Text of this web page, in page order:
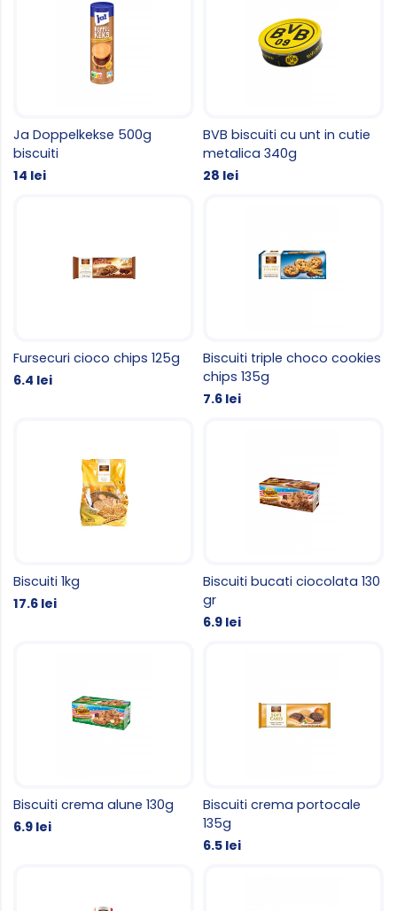
Ja Doppelkekse 500g
biscuiti
14 lei
BVB biscuiti cu unt in cutie
metalica 340g
28 lei
Fursecuri cioco chips 125g
6.4 lei
Biscuiti triple choco cookies
chips 135g
7.6 lei
Biscuiti 1kg
17.6 lei
Biscuiti bucati ciocolata 130
gr
6.9 lei
Biscuiti crema alune 130g
6.9 lei
Biscuiti crema portocale
135g
6.5 lei